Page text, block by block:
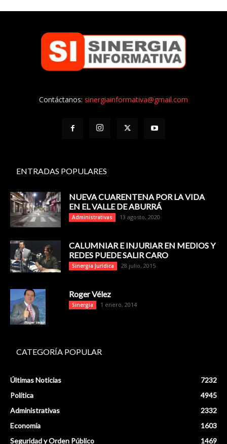
Contáctanos: sinergiainformativa@gmail.com
ENTRADAS POPULARES
NUEVA CUARENTENA POR LA VIDA
EN EL VALLE DE ABURRÁ
Administrativas 13 agosto, 2020
CALUMNIAR E INJURIAR EN MEDIOS Y
REDES PUEDE SALIR CARO
Sinergia Jurídica 28 julio, 2015
Roger Vélez
Sinergia 1 enero, 2014
CATEGORÍA POPULAR
Últimas Noticias
7232
Política
4945
Administrativas
2332
Economía
1603
Seguridad y Orden Público
1469